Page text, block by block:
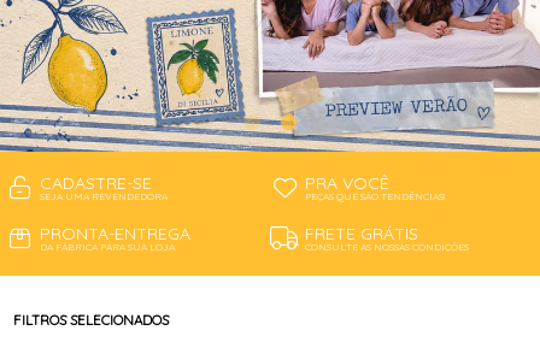
CADASTRE-SE
SEJA UMA REVENDEDORA
PRA VOCÊ
PEÇAS QUE SÃO TENDÊNCIAS!
PRONTA-ENTREGA
DA FÁBRICA PARA SUA LOJA
FRETE GRÁTIS
CONSULTE AS NOSSAS CONDIÇÕES
FILTROS SELECIONADOS